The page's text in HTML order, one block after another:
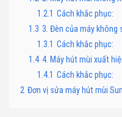
1.2.1 Cách khắc phục:
1.3 3. Đèn của máy không
1.3.1 Cách khắc phục:
1.4 4. Máy hút mùi xuất
1.4.1 Cách khắc phục:
2 Đơn vị sửa máy hút mùi